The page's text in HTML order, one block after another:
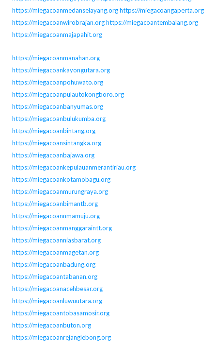
https://miegacoanmedanselayang.orghttps://miegacoangaperta.org
https://miegacoanwirobrajan.orghttps://miegacoantembalang.org
https://miegacoanmajapahit.org
https://miegacoanmanahan.org
https://miegacoankayongutara.org
https://miegacoanpohuwato.org
https://miegacoanpulautokongboro.org
https://miegacoanbanyumas.org
https://miegacoanbulukumba.org
https://miegacoanbintang.org
https://miegacoansintangka.org
https://miegacoanbajawa.org
https://miegacoankepulauanmerantiriau.org
https://miegacoankotamobagu.org
https://miegacoanmurungraya.org
https://miegacoanbimantb.org
https://miegacoannmamuju.org
https://miegacoanmanggaraintt.org
https://miegacoanniasbarat.org
https://miegacoanmagetan.org
https://miegacoanbadung.org
https://miegacoantabanan.org
https://miegacoanacehbesar.org
https://miegacoanluwuutara.org
https://miegacoantobasamosir.org
https://miegacoanbuton.org
https://miegacoanrejanglebong.org